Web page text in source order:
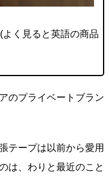
く見ると英語の商品
のプライベートブラン
テープは以前から愛用
は、わりと最近のこと